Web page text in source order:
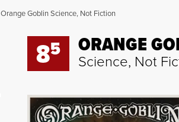
Orange Goblin Science, Not Fiction
85 ORANGE
Science, Not